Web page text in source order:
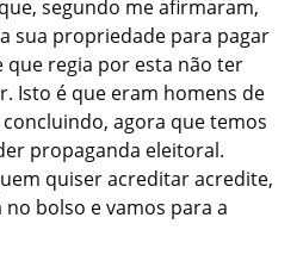
segundo me afirmaram,
sua propriedade para pagar
que regia por esta não ter
Isto é que eram homens de
agora que temos
propaganda eleitoral.
quiser acreditar acredite,
bolso e vamos para a